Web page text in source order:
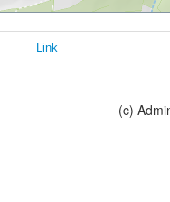
Link
(c)